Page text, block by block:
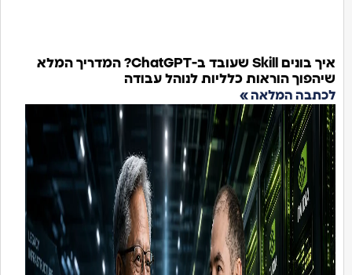
איך בונים Skill שעובד ב-ChatGPT? המדריך המלא
הוראות כלליות לנוהל עבודה
המלאה »